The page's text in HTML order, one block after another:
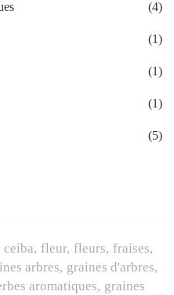
(4)
(1)
(1)
(1)
(5)
ceiba fleur fleurs fraises
arbres graines d'arbres
aromatiques graines